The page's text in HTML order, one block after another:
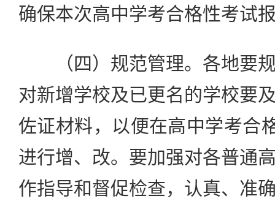
确保本次高中学考合格性考试
（四）规范管理。各地要规
对新增学校及已更名的学校要
佐证材料，以便在高中学考合
进行增、改。要加强对各普通
作指导和督促检查，认真、准